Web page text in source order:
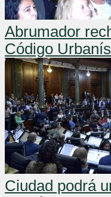
Abrumador
Código
Ciudad podrá